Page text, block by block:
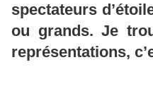
spectateurs
ou grands. Je
représentations,